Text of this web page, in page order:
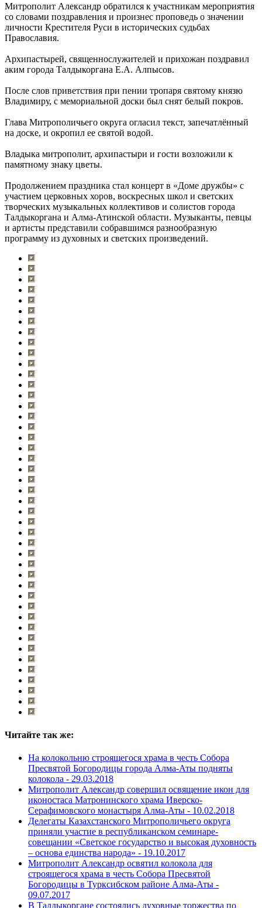
Митрополит Александр обратился к участникам мероприятия
со словами поздравления и произнес проповедь о значении
личности Крестителя Руси в исторических судьбах
Православия.
Архипастырей, священнослужителей и прихожан поздравил
аким города Талдыкоргана Е.А. Алпысов.
После слов приветствия при пении тропаря святому князю
Владимиру, с мемориальной доски был снят белый покров.
Глава Митрополичьего округа огласил текст, запечатлённый
на доске, и окропил ее святой водой.
Владыка митрополит, архипастыри и гости возложили к
памятному знаку цветы.
Продолжением праздника стал концерт в «Доме дружбы» с
участием церковных хоров, воскресных школ и светских
творческих музыкальных коллективов и солистов города
Талдыкоргана и Алма-Атинской области. Музыканты, певцы
и артисты представили собравшимся разнообразную
программу из духовных и светских произведений.
Читайте так же:
На колокольню строящегося храма в честь Собора
Пресвятой Богородицы города Алма-Аты подняты
колокола - 29.03.2018
Митрополит Александр совершил освящение икон для
иконостаса Матронинского храма Иверско-
Серафимовского монастыря Алма-Аты - 10.02.2018
Делегаты Казахстанского Митрополичьего округа
приняли участие в республиканском семинаре-
совещании «Светское государство и высокая духовность
– основа единства народа» - 19.10.2017
Митрополит Александр освятил колокола для
строящегося храма в честь Собора Пресвятой
Богородицы в Турксибском районе Алма-Аты -
09.07.2017
В Талдыкоргане состоялись духовные торжества по